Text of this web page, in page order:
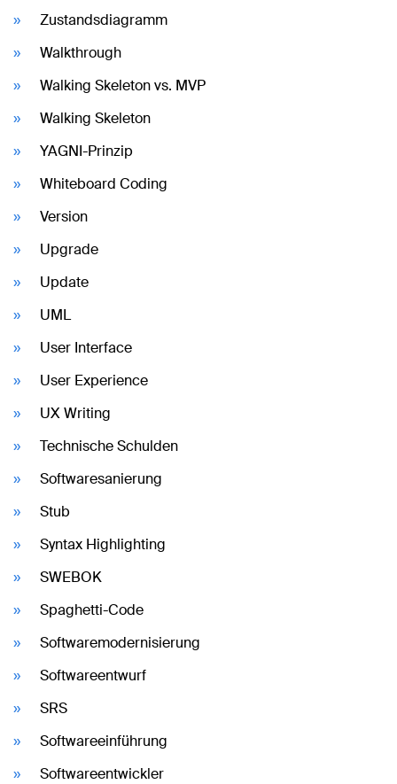
Zustandsdiagramm
Walkthrough
Walking Skeleton vs. MVP
Walking Skeleton
YAGNI-Prinzip
Whiteboard Coding
Version
Upgrade
Update
UML
User Interface
User Experience
UX Writing
Technische Schulden
Softwaresanierung
Stub
Syntax Highlighting
SWEBOK
Spaghetti-Code
Softwaremodernisierung
Softwareentwurf
SRS
Softwareeinführung
Softwareentwickler